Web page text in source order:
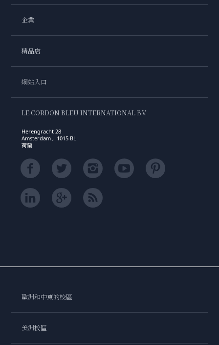
企業
精品店
網站入口
LE CORDON BLEU INTERNATIONAL B.V.
Herengracht 28
Amsterdam , 1015 BL
荷蘭
歐洲和中東的校區
美洲校區